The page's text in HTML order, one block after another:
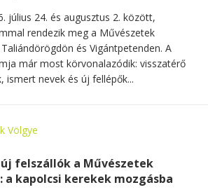
július 24. és augusztus 2. között,
rendezik meg a Művészetek
és Vigántpetenden. A
már most körvonalazódik: visszatérő
ismert nevek és új fellépők...
felszállók a Művészetek
a kapolcsi kerekek mozgásba